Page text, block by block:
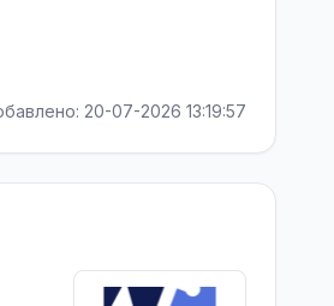
20-07-2026 13:19:57